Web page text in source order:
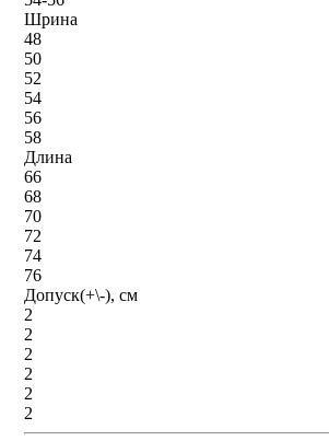
Шрина
48
50
52
54
56
58
Длина
66
68
70
72
74
76
Допуск(+\-), см
2
2
2
2
2
2